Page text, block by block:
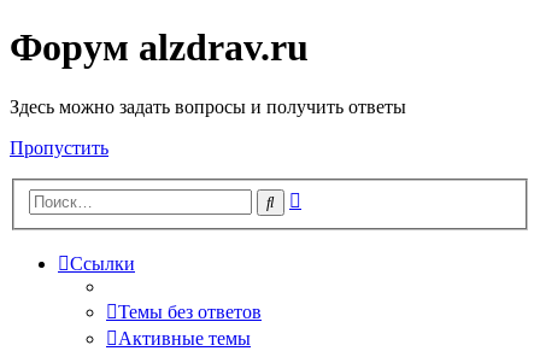
Форум alzdrav.ru
Здесь можно задать вопросы и получить ответы
Пропустить
Поиск
Ссылки
Темы без ответов
Активные темы